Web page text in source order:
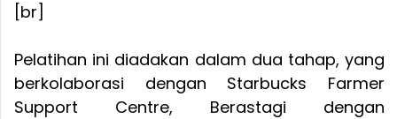
[br]
Pelatihan ini diadakan dalam dua tahap, yang
berkolaborasi dengan Starbucks Farmer
Support Centre, Berastagi dengan